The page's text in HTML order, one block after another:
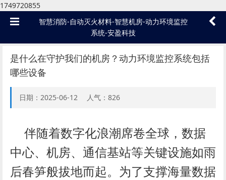
1749720855
智慧消防-自动灭火材料-智慧机房-动力环境监控
系统-安盈科技
是什么在守护我们的机房？动力环境监控系统包括
哪些设备
日期：2025-06-12 人气： 826
伴随着数字化浪潮席卷全球，数据
中心、机房、通信基站等关键设施如雨
后春笋般拔地而起。为了支撑海量数据